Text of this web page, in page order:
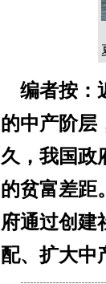
编者按：
的中产阶层
久，我国政
的贫富差距
府通过创建
配、扩大中